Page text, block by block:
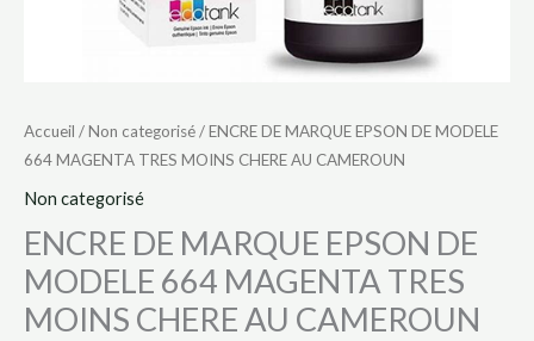
Accueil /Non categorisé/ ENCRE DE MARQUE EPSON DE MODELE
664 MAGENTA TRES MOINS CHERE AU CAMEROUN
Non categorisé
ENCRE DE MARQUE EPSON DE
MODELE 664 MAGENTA TRES
MOINS CHERE AU CAMEROUN